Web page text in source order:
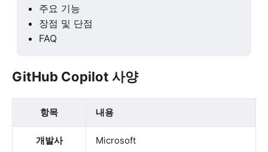
주요 기능
장점 및 단점
FAQ
GitHub Copilot 사양
항목 내용
개발사 Microsoft